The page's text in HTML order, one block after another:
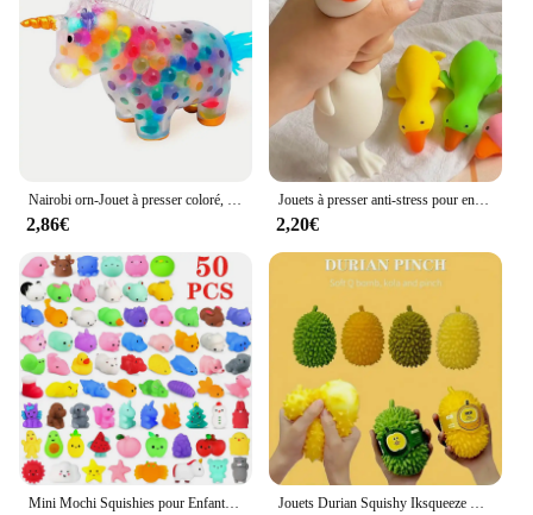
Nairobi orn-Jouet à presser coloré, IkToy, Heal Your Mood, Gel d'eau souligné et instituts d'anlande
2,86€
Jouets à presser anti-stress pour enfants, canard, oie, animaux mignons Kawaii, jouets de ventilation pour enfants et adultes, jouets commandés de décompression
2,20€
Mini Mochi Squishies pour Enfants, Jouets Squishy de Dessin Animé Kawaii, Balle Soulignée, Cadeaux de ixà Presser, Jouets d'Instituts Soulignés pour Anniversaire, 50Pcs Jouets Durian Squishy Iksqueeze Souples pour Adultes et Enfants, Fruits Extensibles, Souples, Soulignés, Instituts Squeeze Ball, Squishy Fidget Toy